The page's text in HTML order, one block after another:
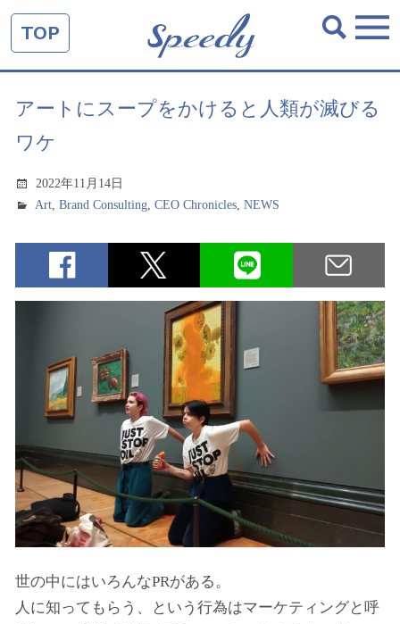
TOP
アートにスープをかけると人類が滅びる
ワケ
2022年11月14日
Art,Brand Consulting,CEO Chronicles,NEWS
世の中にはいろんなPRがある。
人に知ってもらう、という行為はマーケティングと呼